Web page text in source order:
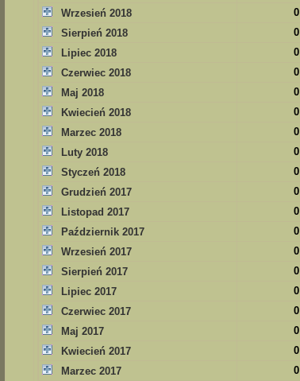
Wrzesień 2018
0
Sierpień 2018
0
Lipiec 2018
0
Czerwiec 2018
0
Maj 2018
0
Kwiecień 2018
0
Marzec 2018
0
Luty 2018
0
Styczeń 2018
0
Grudzień 2017
0
Listopad 2017
0
Październik 2017
0
Wrzesień 2017
0
Sierpień 2017
0
Lipiec 2017
0
Czerwiec 2017
0
Maj 2017
0
Kwiecień 2017
0
Marzec 2017
0